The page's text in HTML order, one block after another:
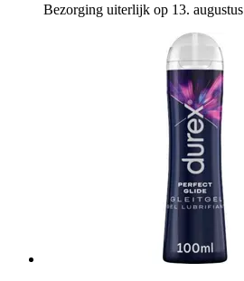
Bezorging uiterlijk op 13. augustus